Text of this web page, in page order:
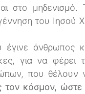
στο
του Ιησού
άνθρωπος
για να
που θέλουν
κόσμον,